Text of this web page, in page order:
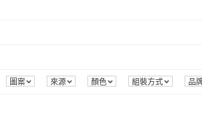
圖案 來源 顏色 組裝方式 品